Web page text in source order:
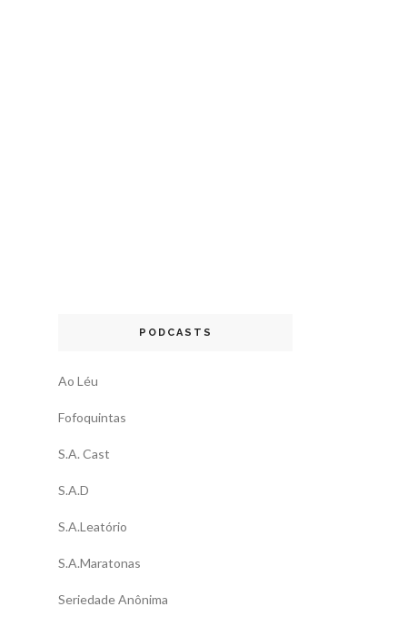
PODCASTS
Ao Léu
Fofoquintas
S.A. Cast
S.A.D
S.A.Leatório
S.A.Maratonas
Seriedade Anônima